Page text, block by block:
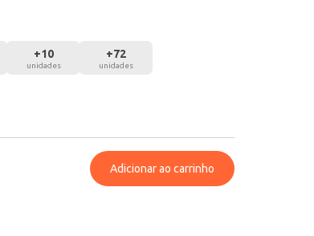
+10
unidades
+72
unidades
Adicionar ao carrinho